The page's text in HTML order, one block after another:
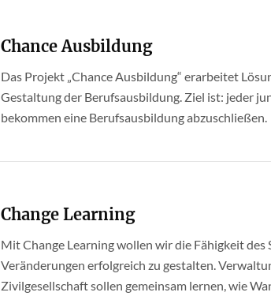
Chance Ausbildung
Das Projekt „Chance Ausbildung“ erarbeitet
Gestaltung der Berufsausbildung. Ziel ist: jeder
bekommen eine Berufsausbildung abzuschließen.
Change Learning
Mit Change Learning wollen wir die Fähigkeit des
Veränderungen erfolgreich zu gestalten.
Zivilgesellschaft sollen gemeinsam lernen, wie